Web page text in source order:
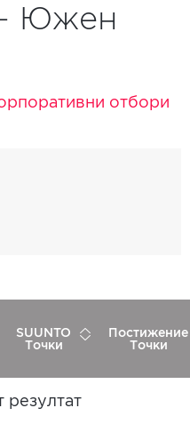
- Южен
отбори
SUUNTO
Точки
Постижение
Точки
резултат